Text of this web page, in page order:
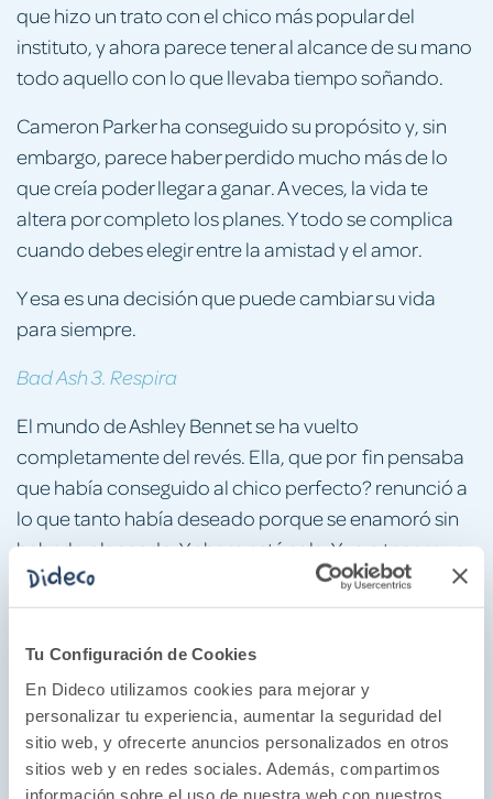
Tu Configuración de Cookies
En Dideco utilizamos cookies para mejorar y
personalizar tu experiencia, aumentar la seguridad del
sitio web, y ofrecerte anuncios personalizados en otros
sitios web y en redes sociales. Además, compartimos
información sobre el uso de nuestra web con nuestros
que hizo un trato con el chico más popular del
instituto, y ahora parece tener al alcance de su mano
todo aquello con lo que llevaba tiempo soñando.
Cameron Parker ha conseguido su propósito y, sin
embargo, parece haber perdido mucho más de lo
que creía poder llegar a ganar. A veces, la vida te
altera por completo los planes. Y todo se complica
cuando debes elegir entre la amistad y el amor.
Y esa es una decisión que puede cambiar su vida
para siempre.
Bad Ash 3. Respira
El mundo de Ashley Bennet se ha vuelto
completamente del revés. Ella, que por ­ fin pensaba
que había conseguido al chico perfecto? renunció a
lo que tanto había deseado porque se enamoró sin
haberlo planeado. Y ahora está sola. Y va a tener que
descubrir quién es ella realmente. Tal vez, en los
últimos años, olvidara que lo más importante
siempre fue quererse a sí misma.
Cameron Parker ha perdido esa seguridad que
derrochaba a cada paso. Tiene que hacer frente a las
consecuencias de sus actos, y asegurarse de que no
hiere a nadie más por el camino? aunque quien